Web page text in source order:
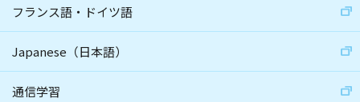
フランス語・ドイツ語
Japanese（日本語）
通信学習